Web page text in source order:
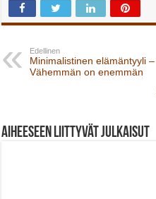
Edellinen
Minimalistinen elämäntyyli –
Vähemmän on enemmän
Aiheeseen liittyvät julkaisut